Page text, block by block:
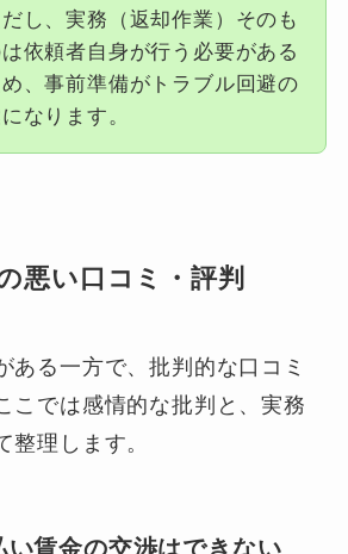
し、実務（返却作業）そのも
依頼者自身が行う必要がある
、事前準備がトラブル回避の
なります。
悪い口コミ・評判
ある一方で、批判的な口コミ
こでは感情的な批判と、実務
整理します。
い賃金の交渉はできない